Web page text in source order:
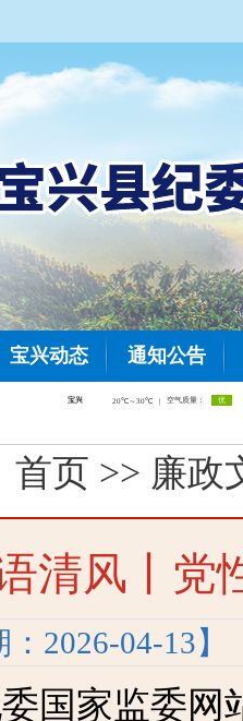
宝兴动态 通知公告
首页 >> 廉政
清风丨党
：2026-04-13】
国家监委网